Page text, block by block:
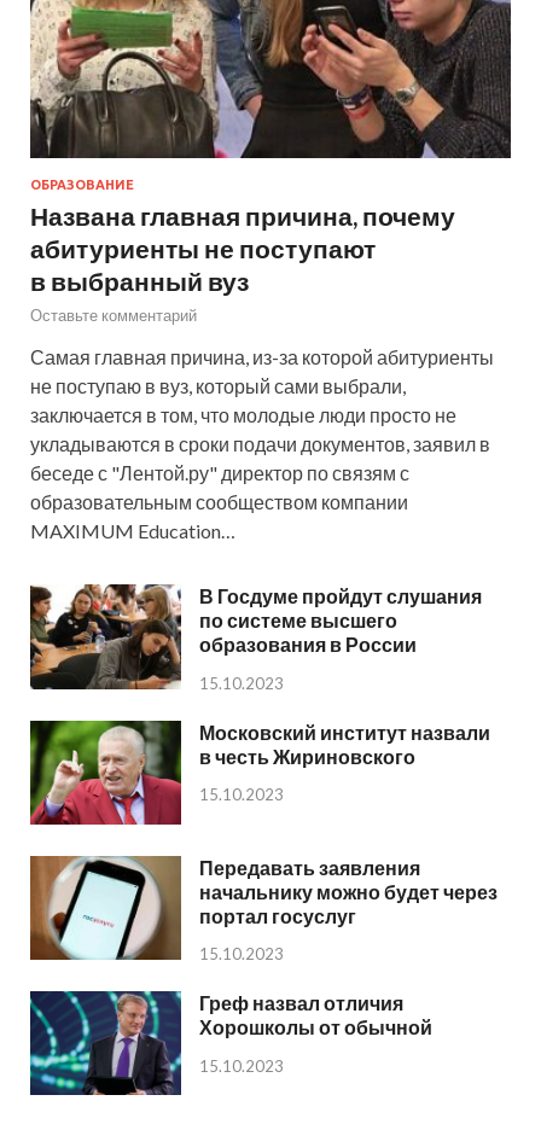
ОБРАЗОВАНИЕ
Названа главная причина, почему
абитуриенты не поступают
в выбранный вуз
Оставьте комментарий
Самая главная причина, из-за которой абитуриенты
не поступаю в вуз, который сами выбрали,
заключается в том, что молодые люди просто не
укладываются в сроки подачи документов, заявил в
беседе с "Лентой.ру" директор по связям с
образовательным сообществом компании
MAXIMUM Education…
В Госдуме пройдут слушания
по системе высшего
образования в России
15.10.2023
Московский институт назвали
в честь Жириновского
15.10.2023
Передавать заявления
начальнику можно будет через
портал госуслуг
15.10.2023
Греф назвал отличия
Хорошколы от обычной
15.10.2023